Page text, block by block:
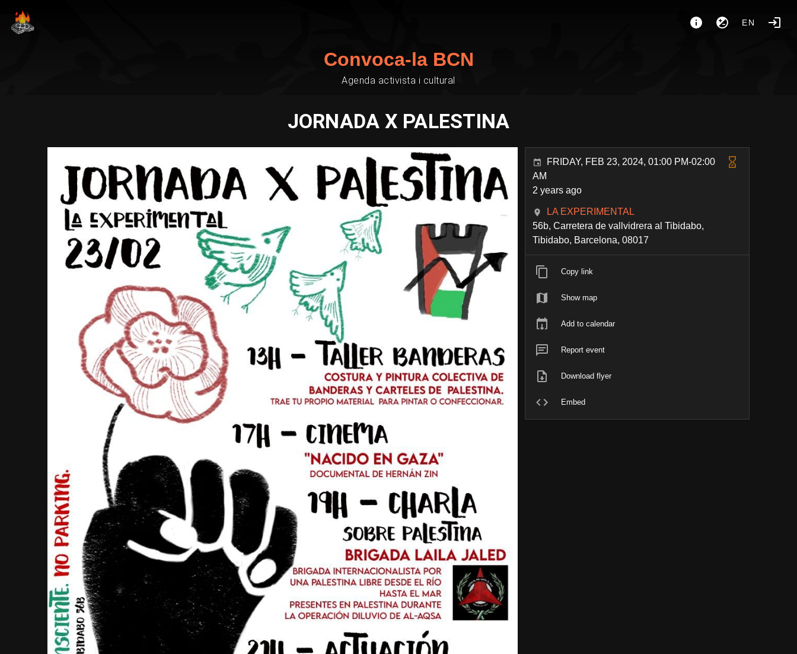
EN
Convoca-la BCN
Agenda activista i cultural
JORNADA X PALESTINA
FRIDAY, FEB 23, 2024, 01:00 PM-02:00
AM
2 years ago
LA EXPERIMENTAL
56b, Carretera de vallvidrera al Tibidabo,
Tibidabo, Barcelona, 08017
Copy link
Show map
Add to calendar
Report event
Download flyer
Embed